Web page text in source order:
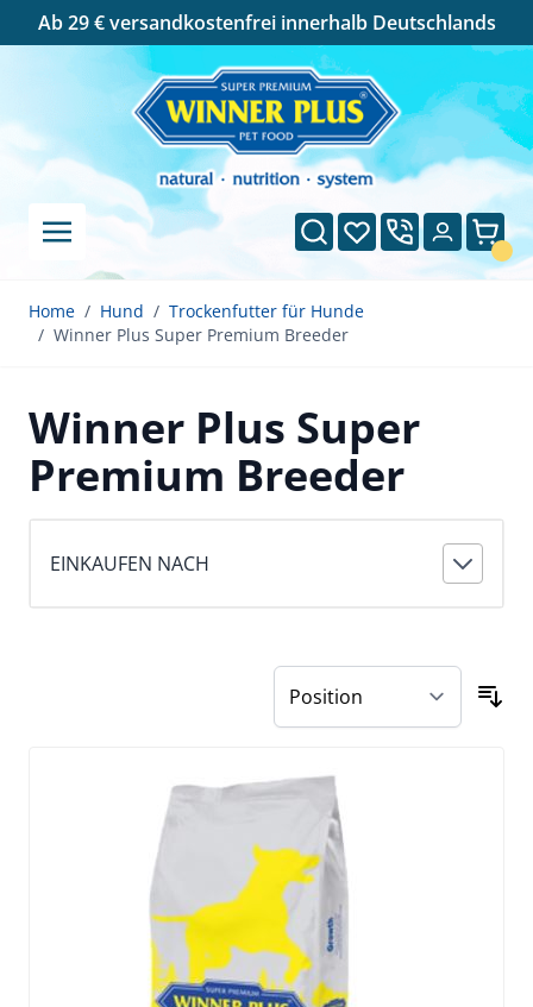
Ab 29 € versandkostenfrei innerhalb Deutschlands
Direkt zum Inhalt
SucheWunschliste
Home / Hund / Trockenfutter für Hunde
/ Winner Plus Super Premium Breeder
Winner Plus Super
Premium Breeder
EINKAUFEN NACH
Cookie-Einstellungen